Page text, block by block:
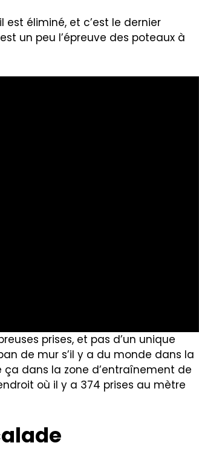
est éliminé, et c’est le dernier
un peu l’épreuve des poteaux à
prises, et pas d’un unique
de mur s’il y a du monde dans la
dans la zone d’entraînement de
où il y a 374 prises au mètre